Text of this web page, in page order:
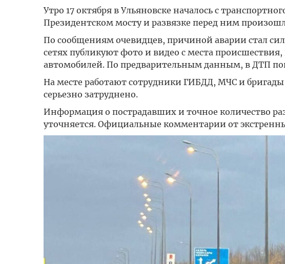
Утро 17 октября в Ульяновске началось с
Президентском мосту и развязке перед ним
По сообщениям очевидцев, причиной аварии стал
сетях публикуют фото и видео с места
автомобилей. По предварительным данным, в ДТП
На месте работают сотрудники ГИБДД, МЧС и
серьезно затруднено.
Информация о пострадавших и точное количество
уточняется. Официальные комментарии от